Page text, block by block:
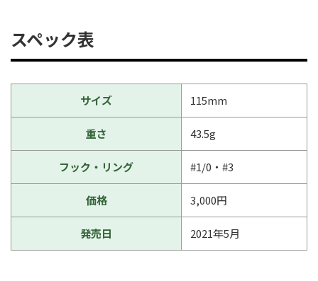
スペック表
サイズ 115mm
重さ 43.5g
フック・リング #1/0・#3
価格 3,000円
発売日 2021年5月